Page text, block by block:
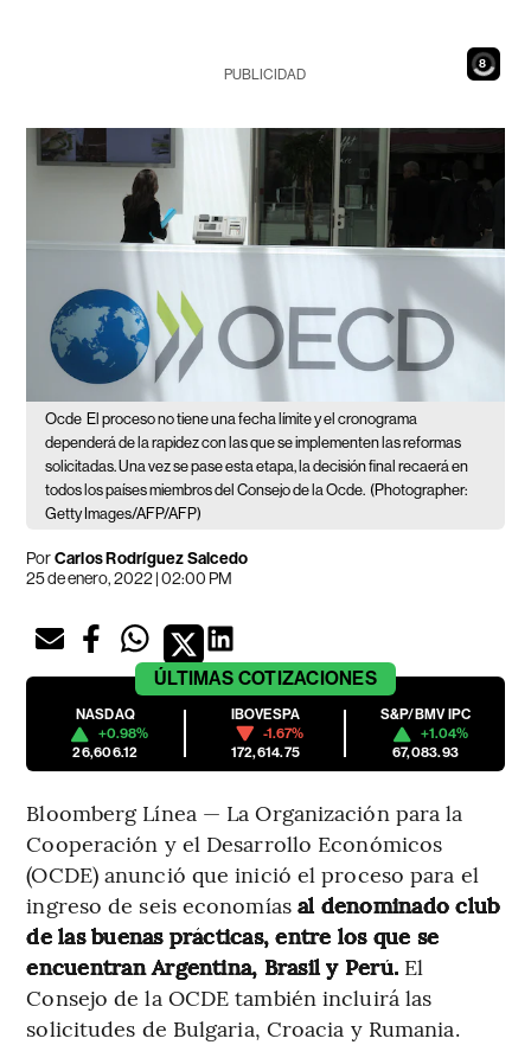
7
PUBLICIDAD
Ocde El proceso no tiene una fecha límite y el cronograma
dependerá de la rapidez con las que se implementen las reformas
solicitadas. Una vez se pase esta etapa, la decisión final recaerá en
todos los países miembros del Consejo de la Ocde. (Photographer:
Getty Images/AFP/AFP)
PorCarlos Rodríguez Salcedo
25 de enero, 2022 | 02:00 PM
ÚLTIMAS COTIZACIONES
NASDAQ
+0.98%
26,606.12
IBOVESPA
-1.67%
172,614.75
S&P/BMV IPC
+1.04%
67,083.93
Bloomberg Línea — La Organización para la
Cooperación y el Desarrollo Económicos
(OCDE) anunció que inició el proceso para el
ingreso de seis economías al denominado club
de las buenas prácticas, entre los que se
encuentran Argentina, Brasil y Perú. El
Consejo de la OCDE también incluirá las
solicitudes de Bulgaria, Croacia y Rumania.